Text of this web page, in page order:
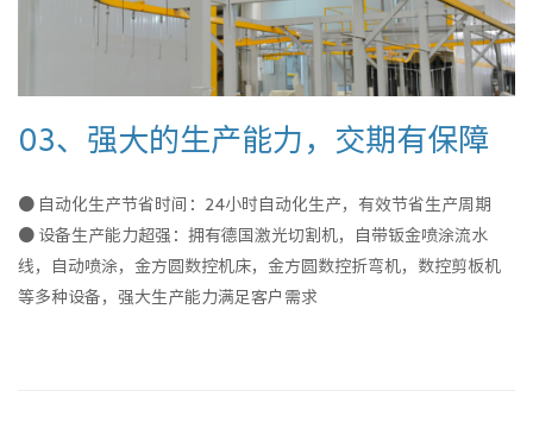
03、强大的生产能力，交期有保障
● 自动化生产节省时间：24小时自动化生产，有效节省生产周期
● 设备生产能力超强：拥有德国激光切割机，自带钣金喷涂流水
线，自动喷涂，金方圆数控机床，金方圆数控折弯机，数控剪板机
等多种设备，强大生产能力满足客户需求